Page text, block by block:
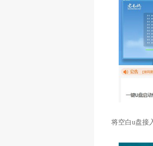
将空白u盘接